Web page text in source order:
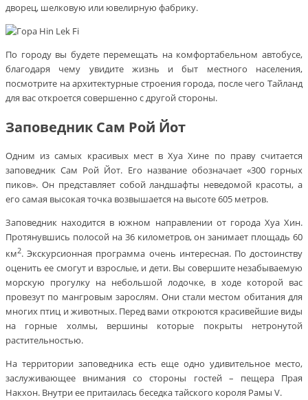
дворец, шелковую или ювелирную фабрику.
По городу вы будете перемещать на комфортабельном автобусе,
благодаря чему увидите жизнь и быт местного населения,
посмотрите на архитектурные строения города, после чего Тайланд
для вас откроется совершенно с другой стороны.
Заповедник Сам Рой Йот
Одним из самых красивых мест в Хуа Хине по праву считается
заповедник Сам Рой Йот. Его название обозначает «300 горных
пиков». Он представляет собой ландшафты неведомой красоты, а
его самая высокая точка возвышается на высоте 605 метров.
Заповедник находится в южном направлении от города Хуа Хин.
Протянувшись полосой на 36 километров, он занимает площадь 60
км2. Экскурсионная программа очень интересная. По достоинству
оценить ее смогут и взрослые, и дети. Вы совершите незабываемую
морскую прогулку на небольшой лодочке, в ходе которой вас
провезут по мангровым зарослям. Они стали местом обитания для
многих птиц и животных. Перед вами откроются красивейшие виды
на горные холмы, вершины которые покрыты нетронутой
растительностью.
На территории заповедника есть еще одно удивительное место,
заслуживающее внимания со стороны гостей – пещера Прая
Накхон. Внутри ее притаилась беседка тайского короля Рамы V.